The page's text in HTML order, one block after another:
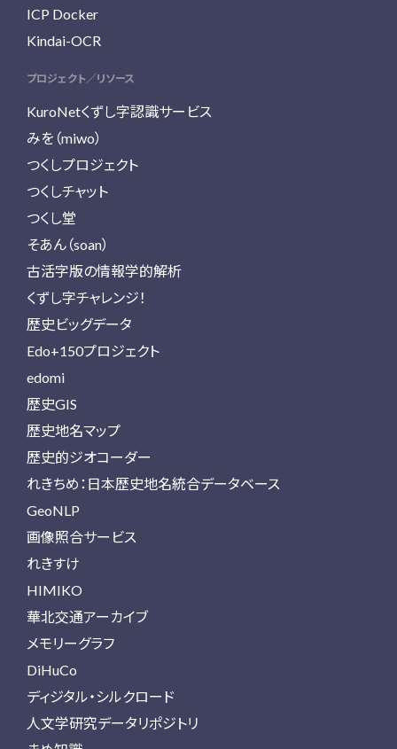
ICP Docker
Kindai-OCR
プロジェクト／リソース
KuroNetくずし字認識サービス
みを（miwo）
つくしプロジェクト
つくしチャット
つくし堂
そあん（soan）
古活字版の情報学的解析
くずし字チャレンジ！
歴史ビッグデータ
Edo+150プロジェクト
edomi
歴史GIS
歴史地名マップ
歴史的ジオコーダー
れきちめ：日本歴史地名統合データベース
GeoNLP
画像照合サービス
れきすけ
HIMIKO
華北交通アーカイブ
メモリーグラフ
DiHuCo
ディジタル・シルクロード
人文学研究データリポジトリ